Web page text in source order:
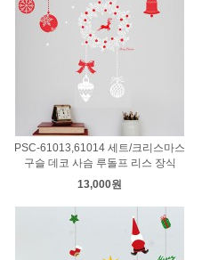
PSC-61013,61014 세트/크리스마스
구슬 데코 사슴 루돌프 리스 장식
13,000원